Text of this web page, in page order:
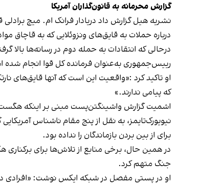
گزارش محرمانه به قانون‌گذاران آمریکا
درباره حملات به قایق‌های ونزوئلایی که به قاچاق
درحالی که انتقادات به حمله دوم در رسانه‌ها بالا
رییس‌جمهوری به‌عنوان فرمانده کل قوا انجام
او تاکید کرد :«واقعیت این است که آنها قایق‌های
که پیامی ندارند.»
اشمیت گزارش واشینگتن‌پست مبنی بر اینکه هگست
برای از بین بردن بازماندگان را نداده بود.
در همین حال، برخی منابع از تلاش‌ها برای برکناری
جنگ متهم کرد.
او در پستی مفصل در شبکه ایکس نوشت: «افرادی